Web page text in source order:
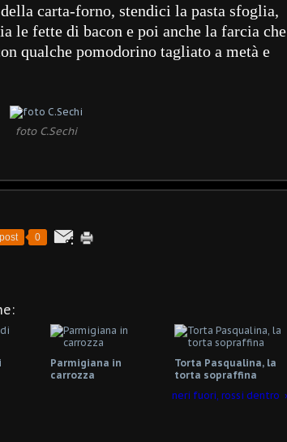
carta-forno, stendici la pasta sfoglia,
le fette di bacon e poi anche la farcia che
qualche pomodorino tagliato a metà e
foto C.Sechi
0
Parmigiana in
carrozza
Torta Pasqualina, la
torta sopraffina
neri fuori, rossi dentro